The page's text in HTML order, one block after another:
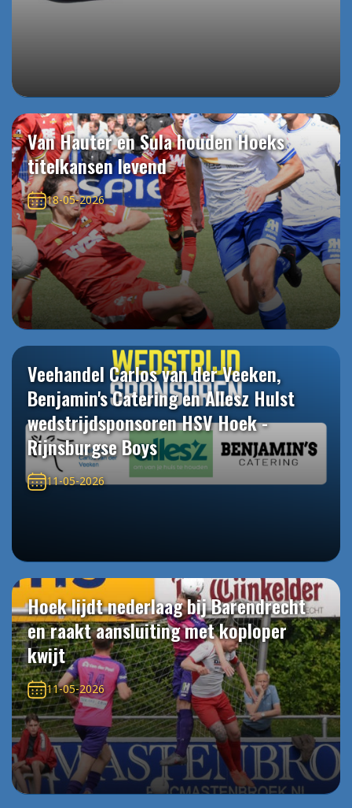
Van Hauter en Sula houden Hoeks
titelkansen levend
18-05-2026
Veehandel Carlos van der Veeken,
Benjamin's Catering en Allesz Hulst
wedstrijdsponsoren HSV Hoek -
Rijnsburgse Boys
11-05-2026
Hoek lijdt nederlaag bij Barendrecht
en raakt aansluiting met koploper
kwijt
11-05-2026